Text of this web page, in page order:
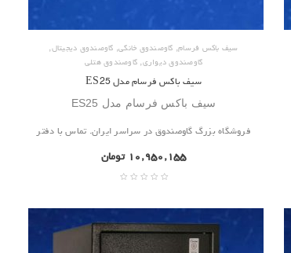
سیف باکس فرسام, گاوصندوق خانگی, گاوصندوق دیجیتال,
گاوصندوق دیواری, گاوصندوق هتلی
سیف باکس فرسام مدل ES25
سیف باکس فرسام مدل ES25
فروشگاه بزرگ گاوصندوق در سراسر ایران. تماس با دفتر
۱۰,۹۵۰,۱۵۵ تومان